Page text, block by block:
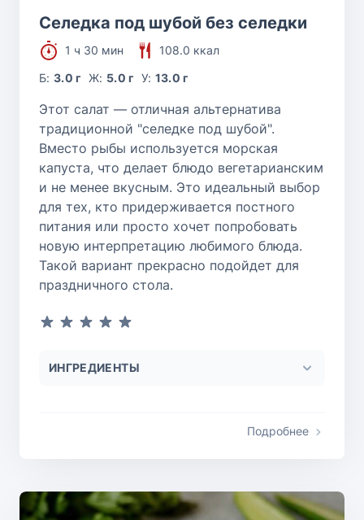
Селедка под шубой без селедки
1 ч 30 мин
108.0 ккал
Б:3.0 г Ж: 5.0 г У: 13.0 г
Этот салат — отличная альтернатива
традиционной "селедке под шубой".
Вместо рыбы используется морская
капуста, что делает блюдо вегетарианским
и не менее вкусным. Это идеальный выбор
для тех, кто придерживается постного
питания или просто хочет попробовать
новую интерпретацию любимого блюда.
Такой вариант прекрасно подойдет для
праздничного стола.
ИНГРЕДИЕНТЫ
Подробнее